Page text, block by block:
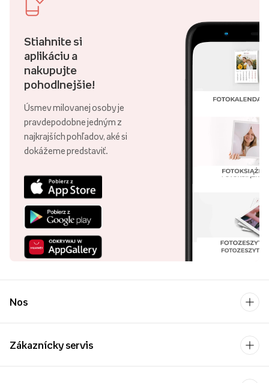
Stiahnite si
aplikáciu a
nakupujte
pohodlnejšie!
Úsmev milovanej osoby je
pravdepodobne jedným z
najkrajších pohľadov, aké si
dokážeme predstaviť.
Nos
Zákaznícky servis